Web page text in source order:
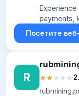
Experience
payments,
advanced
Посетите
R ★★★★★
★★★★★